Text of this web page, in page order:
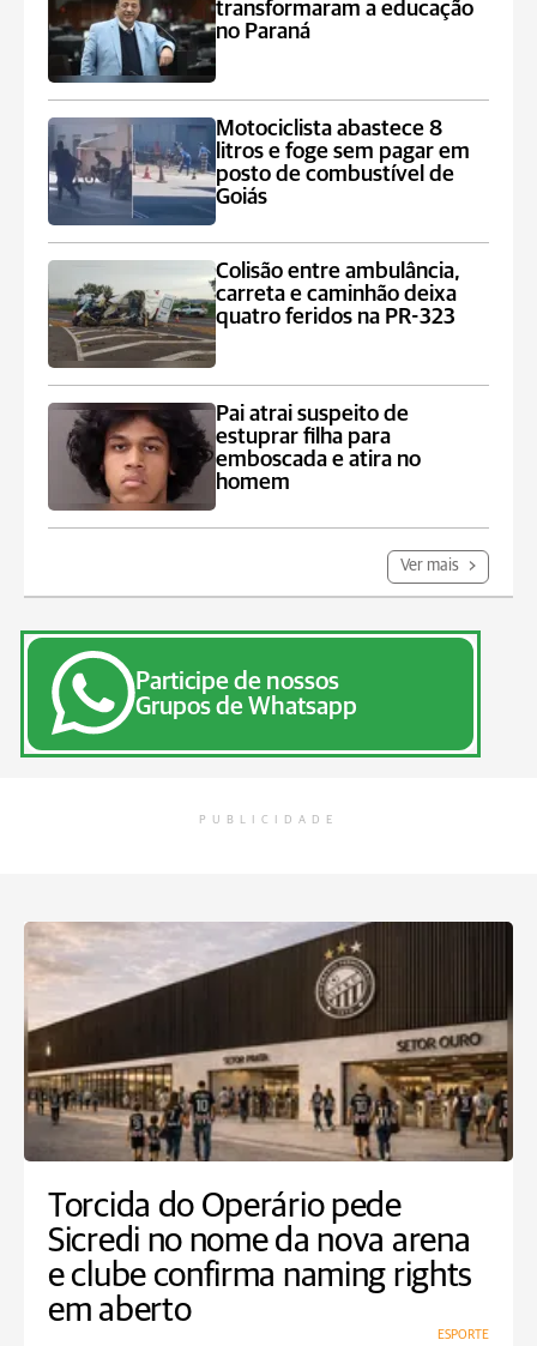
transformaram a educação
no Paraná
Motociclista abastece 8
litros e foge sem pagar em
posto de combustível de
Goiás
Colisão entre ambulância,
carreta e caminhão deixa
quatro feridos na PR-323
Pai atrai suspeito de
estuprar filha para
emboscada e atira no
homem
Ver mais
Participe de nossos
Grupos de Whatsapp
PUBLICIDADE
Torcida do Operário pede
Sicredi no nome da nova arena
e clube confirma naming rights
em aberto
ESPORTE